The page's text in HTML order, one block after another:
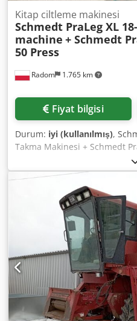
Radom 1.765 km
Kitap ciltleme makinesi
Schmedt PraLeg XL
machine + Schmedt
50 Press
Fiyat bilgisi
Durum: iyi (kullanılmış),
Takma Makinesi + Schmedt
üretimi. Chodpfszdazbex
Kitap Blok Takma Makinesi
hazır. Makine, kitap bloğunu
takar. İki yapıştırıcı ünitesi,
Format: Blok yüksekliği: 80 –
450 mm Blok kalınlığı: 2 – 80
300 adet/saat Güç: 230V
Schmedt PraForm 21-50
presi. Schmedt, Almanya
ve üretime hazır. Teknik
x 520 x 100 mm Ağırlık: 220
Fiyat, iki makineden oluşan